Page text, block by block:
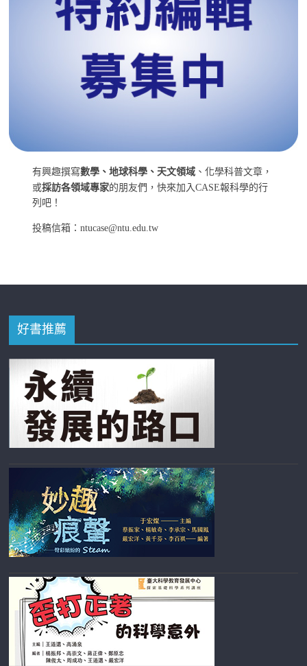
有興趣撰寫數學、地球科學、天文領域 、化學科普文章，
或採訪各領域專家的朋友們，快來加入CASE報科學的行
列吧！
投稿信箱：ntucase@ntu.edu.tw
好書推薦